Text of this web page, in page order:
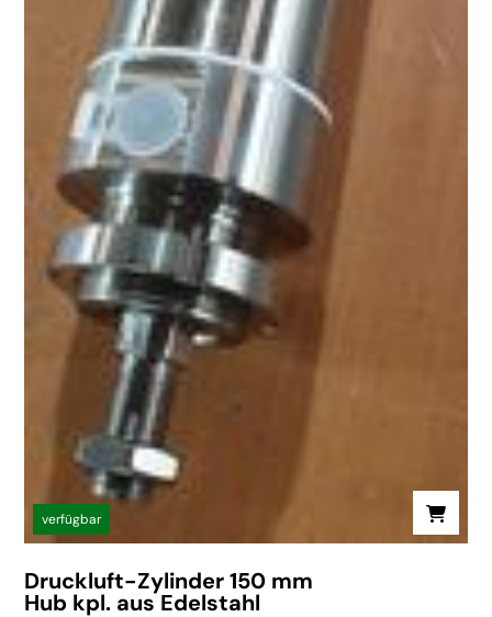
verfügbar
Druckluft-Zylinder 150 mm
Hub kpl. aus Edelstahl